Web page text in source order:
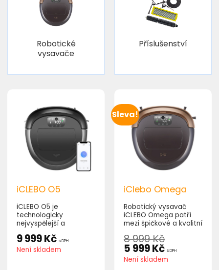
Robotické
vysavače
Příslušenství
iCLEBO O5
iCLEBO O5 je
technologicky
nejvyspělejší a
vysavač jihokorejského
výrobce. Je to evoluční
9 999Kč s DPH
Není skladem
Sleva!
iClebo Omega
Robotický vysavač
iCLEBO Omega patří
mezi špičkové a kvalitní
trhu. Je konstruován
pro maximální výkon při
úklidu podlah s
vizuálním širokoúhlým
8 999Kč
5 999Kč s DPH
Není skladem